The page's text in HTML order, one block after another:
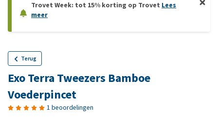
Trovet Week: tot 15% korting op Trovet Lees
meer
Terug
Exo Terra Tweezers Bamboe
Voederpincet
1 beoordelingen